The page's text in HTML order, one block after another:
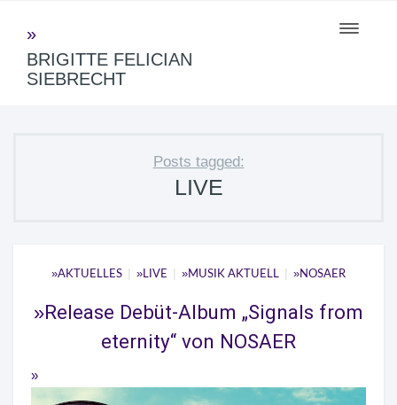
Toggle
BRIGITTE FELICIAN
SIEBRECHT
Posts tagged:
LIVE
AKTUELLES | LIVE | MUSIK AKTUELL | NOSAER
Release Debüt-Album „Signals from
eternity“ von NOSAER